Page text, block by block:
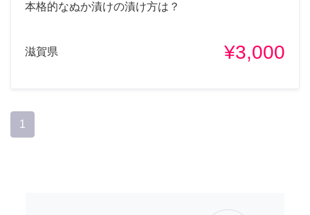
本格的なぬか漬けの漬け方は？
滋賀県 ¥3,000
1